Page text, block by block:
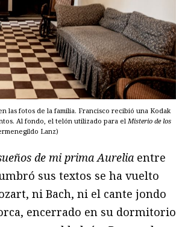
las fotos de la familia. Francisco recibió una Kodak
Al fondo, el telón utilizado para el Misterio de los
Lanz)
de mi prima Aurelia entre
sus textos se ha vuelto
ni Bach, ni el cante jondo
encerrado en su dormitorio